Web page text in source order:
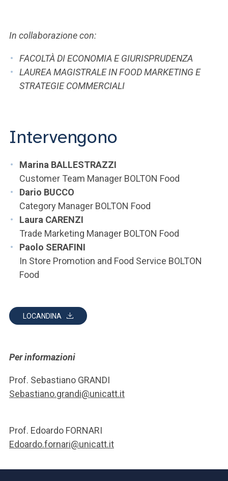
In collaborazione con:
FACOLTÀ DI ECONOMIA E GIURISPRUDENZA
LAUREA MAGISTRALE IN FOOD MARKETING E
STRATEGIE COMMERCIALI
Intervengono
Marina BALLESTRAZZI
Customer Team Manager BOLTON Food
Dario BUCCO
Category Manager BOLTON Food
Laura CARENZI
Trade Marketing Manager BOLTON Food
Paolo SERAFINI
In Store Promotion and Food Service BOLTON
Food
LOCANDINA
Per informazioni
Prof. Sebastiano GRANDI
Sebastiano.grandi@unicatt.it
Prof. Edoardo FORNARI
Edoardo.fornari@unicatt.it